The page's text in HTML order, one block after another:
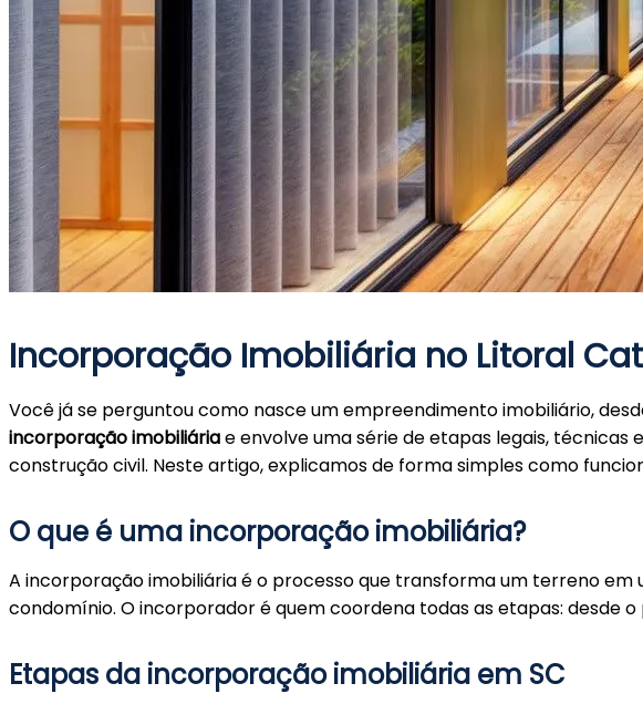
Incorporação Imobiliária no Litoral
Você já se perguntou como nasce um empreendimento imobiliário,
incorporação imobiliáriae envolve uma série de etapas legais,
construção civil. Neste artigo, explicamos de forma simples como
O que é uma incorporação imobiliária?
A incorporação imobiliária é o processo que transforma um terreno
condomínio. O incorporador é quem coordena todas as etapas: desde
Etapas da incorporação imobiliária em SC